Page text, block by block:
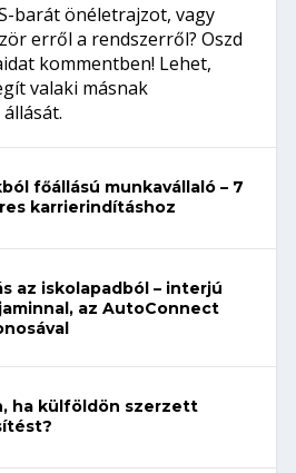
barát önéletrajzot, vagy
erről a rendszerről? Oszd
kommentben! Lehet,
valaki másnak
főállású munkavállaló – 7
karrierindításhoz
az iskolapadból – interjú
az AutoConnect
ha külföldön szerzett